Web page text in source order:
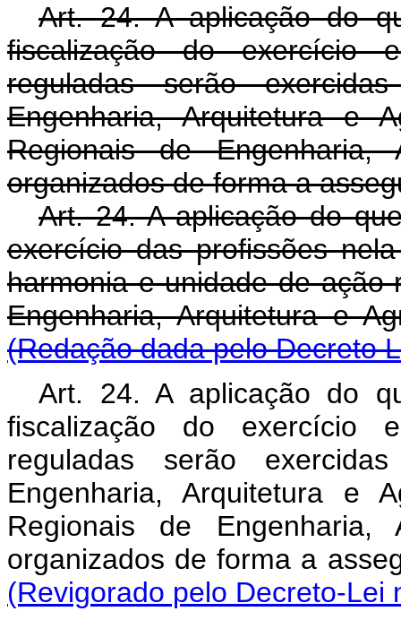
Art. 24. A aplicação do
fiscalização do exercício
reguladas serão
Engenharia, Arquitetura e
Regionais de Engenharia,
organizados de forma a
Art. 24. A aplicação do
exercício das profissões
harmonia e unidade de ação
Engenharia,
(Redação dada pelo Decreto
Art. 24. A aplicação do
fiscalização do exercício
reguladas serão
Engenharia, Arquitetura e
Regionais de Engenharia,
organizados de forma a
(Revigorado pelo Decreto-Lei